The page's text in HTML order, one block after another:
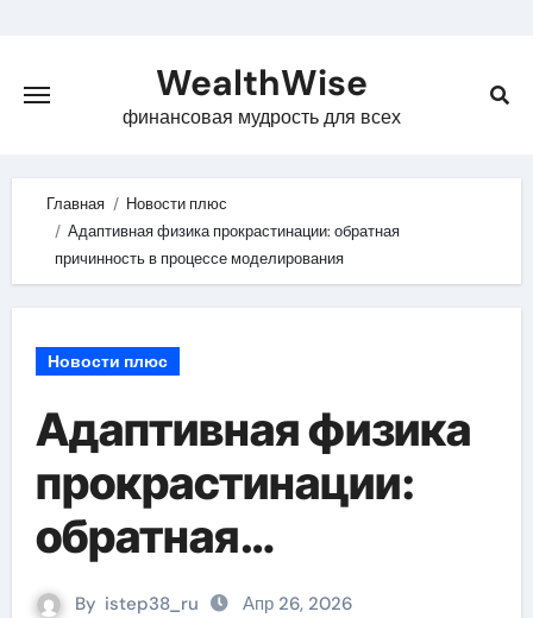
content
WealthWise
финансовая мудрость для всех
Главная
Новости плюс
Адаптивная физика прокрастинации: обратная
причинность в процессе моделирования
Новости плюс
Адаптивная физика
прокрастинации:
обратная
причинность в
By istep38_ru Апр 26, 2026